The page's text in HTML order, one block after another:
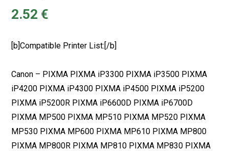
2.52 €
[b]Compatible Printer List:[/b]
Canon – PIXMA PIXMA iP3300 PIXMA iP3500 PIXMA
iP4200 PIXMA iP4300 PIXMA iP4500 PIXMA iP5200
PIXMA iP5200R PIXMA iP6600D PIXMA iP6700D
PIXMA MP500 PIXMA MP510 PIXMA MP520 PIXMA
MP530 PIXMA MP600 PIXMA MP610 PIXMA MP800
PIXMA MP800R PIXMA MP810 PIXMA MP830 PIXMA